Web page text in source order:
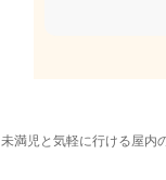
未満児と気軽に行ける屋内